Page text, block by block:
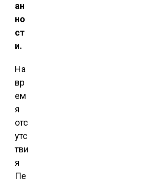
ан
но
ст
и.
На
вр
ем
я
отс
утс
тви
я
Пе